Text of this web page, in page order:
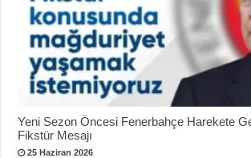
Yeni Sezon Öncesi Fenerbahçe Harekete
Fikstür Mesajı
25 Haziran 2026